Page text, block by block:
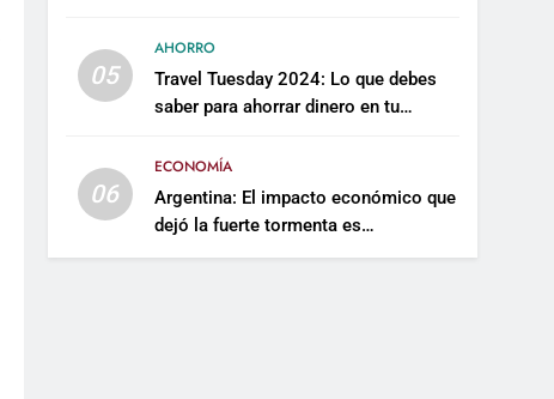
artificial empresarial
05
AHORRO
Travel Tuesday 2024: Lo que debes
saber para ahorrar dinero en tu
06
ECONOMÍA
Argentina: El impacto económico que
dejó la fuerte tormenta es
incalculable